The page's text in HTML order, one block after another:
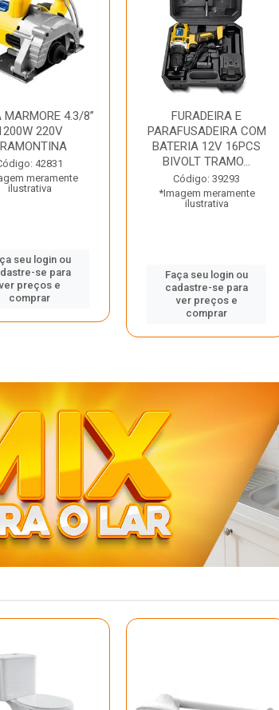
MARMORE 4.3/8”
220V
42831
meramente
ilustrativa
seu login ou
se para
preços e
comprar
FURADEIRA E
PARAFUSADEIRA COM
BATERIA 12V 16PCS
BIVOLT TRAMO...
Código: 39293
*Imagem meramente
ilustrativa
Faça seu login ou
cadastre-se para
ver preços e
comprar